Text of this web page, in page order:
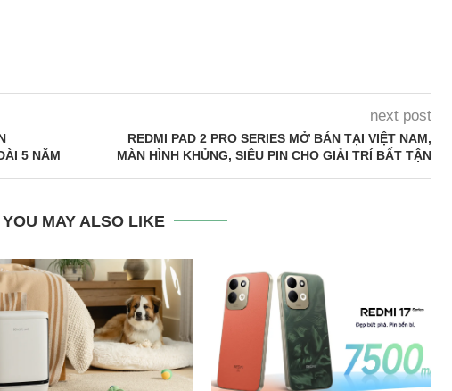
5 NĂM
next post
REDMI PAD 2 PRO SERIES MỞ BÁN TẠI VIỆT NAM,
MÀN HÌNH KHỦNG, SIÊU PIN CHO GIẢI TRÍ BẤT TẬN
YOU MAY ALSO LIKE